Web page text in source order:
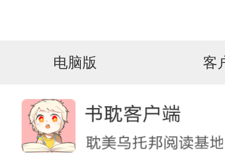
电脑版 客